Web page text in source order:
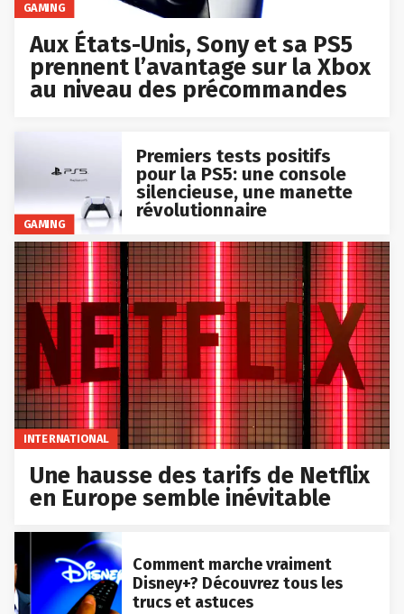
GAMING
Aux États-Unis, Sony et sa PS5
prennent l’avantage sur la Xbox
au niveau des précommandes
GAMING
Premiers tests positifs
pour la PS5: une console
silencieuse, une manette
révolutionnaire
INTERNATIONAL
Une hausse des tarifs de Netflix
en Europe semble inévitable
Comment marche vraiment
Disney+? Découvrez tous les
trucs et astuces